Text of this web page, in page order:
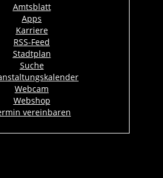
Amtsblatt
Apps
Karriere
RSS-Feed
Stadtplan
Suche
Webcam
Webshop
vereinbaren